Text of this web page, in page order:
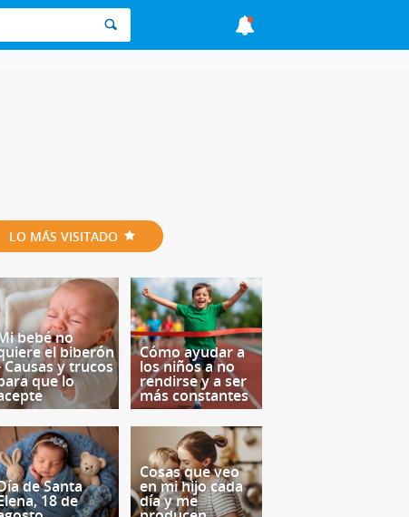
LO MÁS VISITADO
bebé no
el biberón
Causas y trucos
que lo
Cómo ayudar a
los niños a no
rendirse y a ser
más constantes
de Santa
18 de
Cosas que veo
en mi hijo cada
día y me